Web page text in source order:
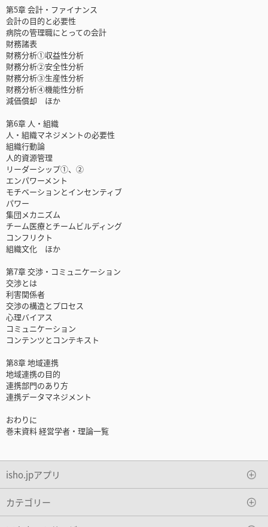
第5章 会計・ファイナンス
会計の目的と必要性
病院の管理職にとっての会計
財務諸表
財務分析①収益性分析
財務分析②安全性分析
財務分析③生産性分析
財務分析④機能性分析
減価償却 ほか
第6章 人・組織
人・組織マネジメントの必要性
組織行動論
人的資源管理
リーダーシップ①、②
エンパワーメント
モチベーションとインセンティブ
パワー
集団メカニズム
チーム医療とチームビルディング
コンフリクト
組織文化 ほか
第7章 交渉・コミュニケーション
交渉とは
利害関係者
交渉の構造とプロセス
心理バイアス
コミュニケーション
コンテンツとコンテキスト
第8章 地域連携
地域連携の目的
連携部門のあり方
連携データマネジメント
おわりに
巻末資料 経営学者・理論一覧
isho.jpアプリ
カテゴリー